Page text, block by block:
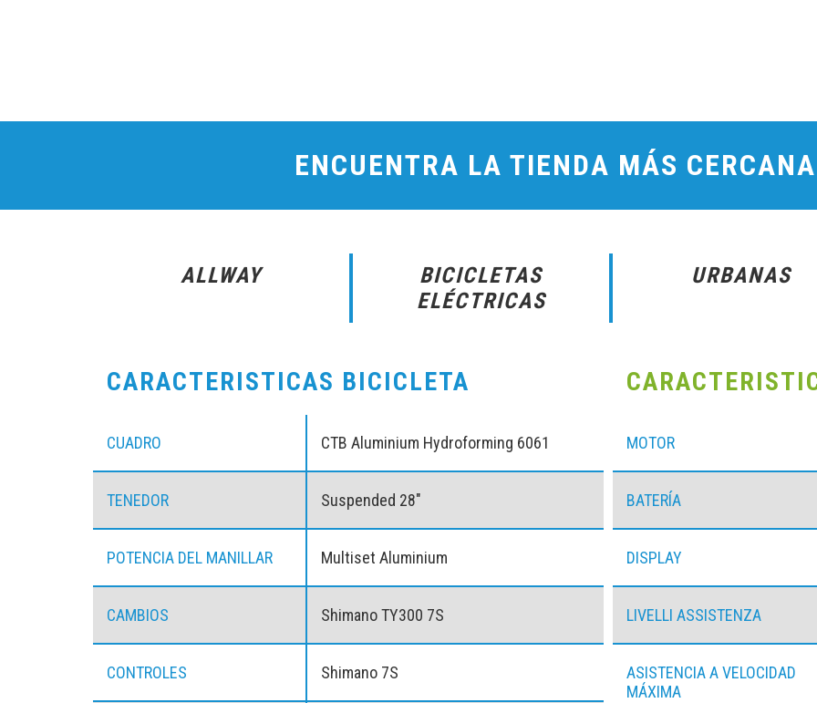
ENCUENTRA LA TIENDA MÁS
ALLWAY
BICICLETAS
ELÉCTRICAS
URBANAS
CARACTERISTICAS BICICLETA
CUADRO CTB Aluminium Hydroforming 6061
TENEDOR Suspended 28″
POTENCIA DEL MANILLAR Multiset Aluminium
CAMBIOS Shimano TY300 7S
CONTROLES Shimano 7S
MOTOR
BATERÍA
DISPLAY
LIVELLI ASSISTENZA
ASISTENCIA A VELOCIDAD
MÁXIMA